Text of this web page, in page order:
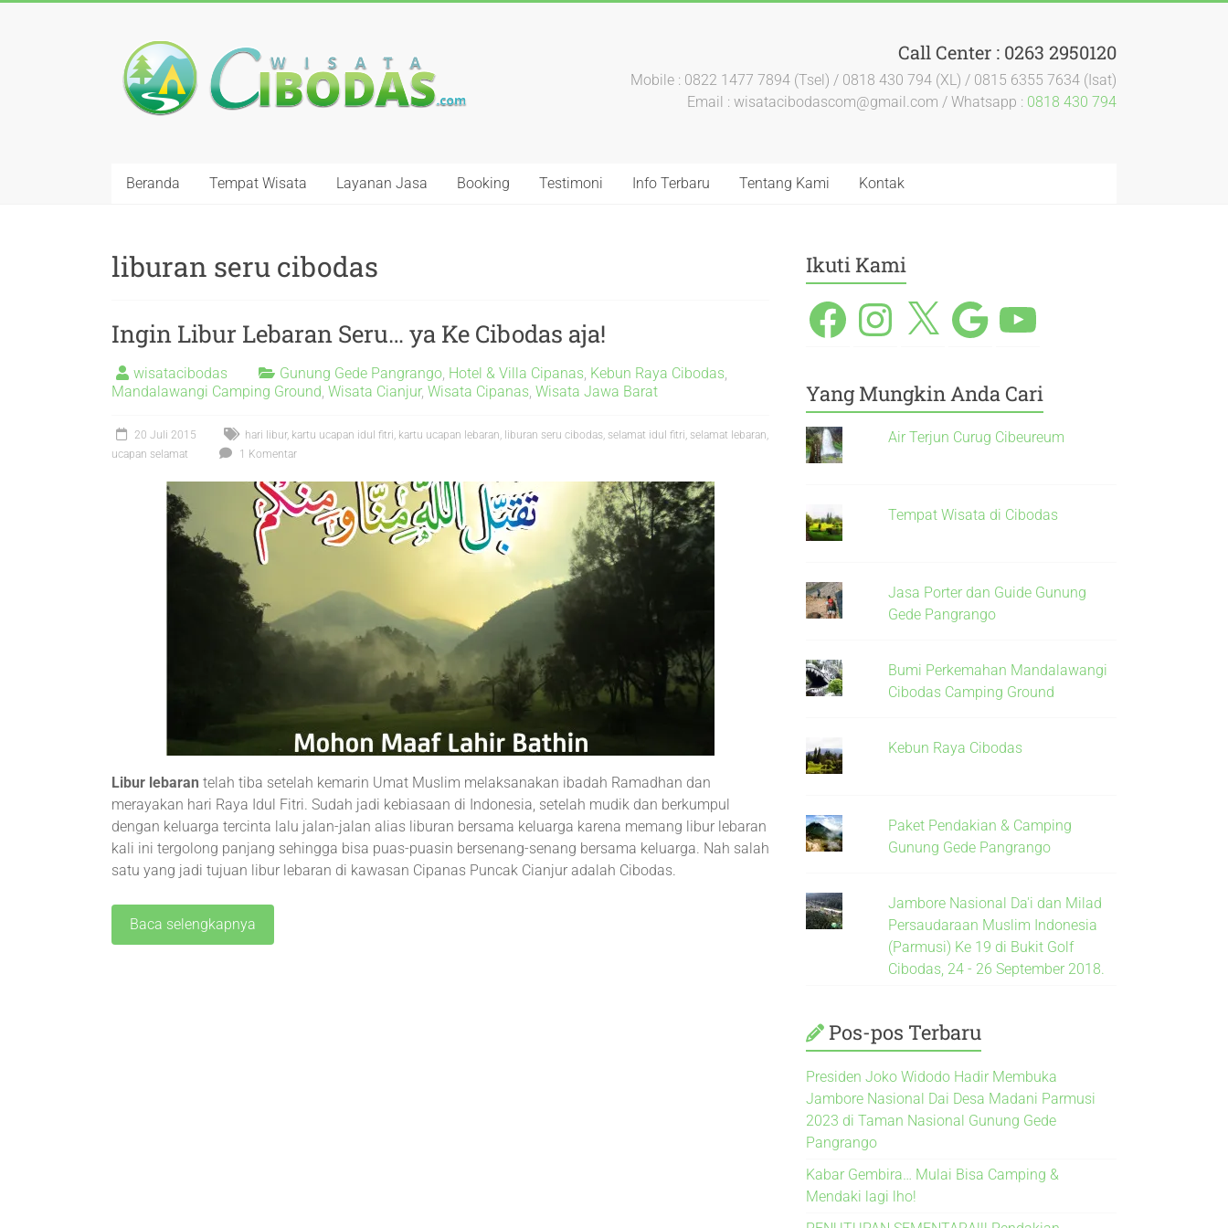
Call Center : 0263 2950120
Mobile : 0822 1477 7894 (Tsel) / 0818 430 794 (XL) / 0815 6355 7634 (Isat)
Email : wisatacibodascom@gmail.com / Whatsapp : 0818 430 794
Beranda Tempat Wisata Layanan Jasa Booking Testimoni Info Terbaru Tentang Kami Kontak
liburan seru cibodas
Ingin Libur Lebaran Seru… ya Ke Cibodas aja!
wisatacibodas Gunung Gede Pangrango, Hotel & Villa Cipanas, Kebun Raya Cibodas,
Mandalawangi Camping Ground, Wisata Cianjur, Wisata Cipanas, Wisata Jawa Barat
20 Juli 2015 hari libur, kartu ucapan idul fitri, kartu ucapan lebaran, liburan seru cibodas, selamat idul fitri, selamat lebaran,
ucapan selamat
1 Komentar
Libur lebaran telah tiba setelah kemarin Umat Muslim melaksanakan ibadah Ramadhan dan
merayakan hari Raya Idul Fitri. Sudah jadi kebiasaan di Indonesia, setelah mudik dan berkumpul
dengan keluarga tercinta lalu jalan-jalan alias liburan bersama keluarga karena memang libur lebaran
kali ini tergolong panjang sehingga bisa puas-puasin bersenang-senang bersama keluarga. Nah salah
satu yang jadi tujuan libur lebaran di kawasan Cipanas Puncak Cianjur adalah Cibodas.
Baca selengkapnya
Ikuti Kami
Yang Mungkin Anda Cari
Air Terjun Curug Cibeureum
Tempat Wisata di Cibodas
Jasa Porter dan Guide Gunung
Gede Pangrango
Bumi Perkemahan Mandalawangi
Cibodas Camping Ground
Kebun Raya Cibodas
Paket Pendakian & Camping
Gunung Gede Pangrango
Jambore Nasional Da'i dan Milad
Persaudaraan Muslim Indonesia
(Parmusi) Ke 19 di Bukit Golf
Cibodas, 24 - 26 September 2018.
Pos-pos Terbaru
Presiden Joko Widodo Hadir Membuka
Jambore Nasional Dai Desa Madani Parmusi
2023 di Taman Nasional Gunung Gede
Pangrango
Kabar Gembira… Mulai Bisa Camping &
Mendaki lagi lho!